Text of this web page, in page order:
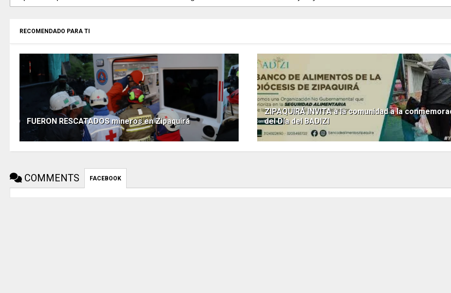
RECOMENDADO PARA TI
FUERON RESCATADOS mineros en Zipaquirá
ZIPAQUIRÁ INVITA a la comunidad a la
del Día del BADIZI
COMMENTS FACEBOOK